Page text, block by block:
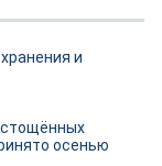
и
осенью